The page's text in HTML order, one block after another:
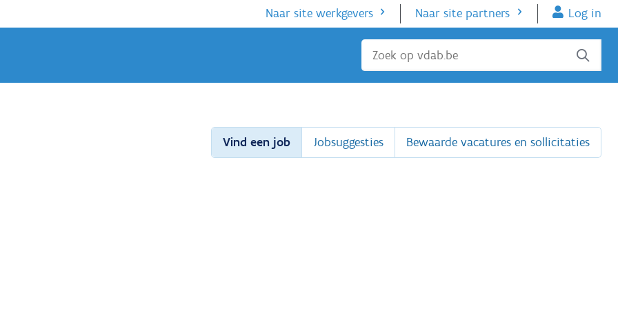
Naar site werkgevers Naar site partners Log in
Sluiten
Vind een job Jobsuggesties Bewaarde vacatures en sollicitaties